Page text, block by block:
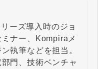
ーズ導入時のジョ
ナー、Kompiraメ
執筆などを担当。
門、技術ベンチャ